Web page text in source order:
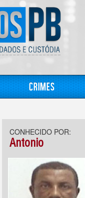
Crimes
CONHECIDO POR:
Antonio